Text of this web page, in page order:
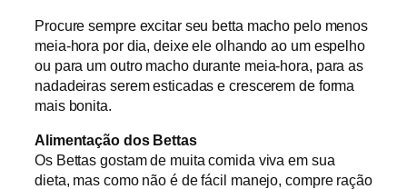
Procure sempre excitar seu betta macho pelo menos
meia-hora por dia, deixe ele olhando ao um espelho
ou para um outro macho durante meia-hora, para as
nadadeiras serem esticadas e crescerem de forma
mais bonita.
Alimentação dos Bettas
Os Bettas gostam de muita comida viva em sua
dieta, mas como não é de fácil manejo, compre ração